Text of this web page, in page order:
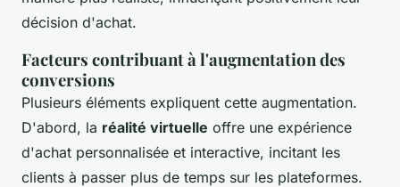
décision d'achat.
Facteurs contribuant à l'augmentation des
conversions
Plusieurs éléments expliquent cette augmentation.
D'abord, la réalité virtuelle offre une expérience
d'achat personnalisée et interactive, incitant les
clients à passer plus de temps sur les plateformes.